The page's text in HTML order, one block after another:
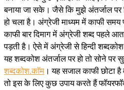
बनाया जा सके। जैसे कि मुझे अंतर्जाल
हो चला है। अंग्रेजी माध्यम में काफी समय
काफी बार दिमाग में अंग्रेजी शब्द पहले
पड़ती है। ऐसे में अंग्रेजी से हिन्दी
यह शब्दकोश अंतर्जाल पर हो तो सोने पर
शब्दकोश.कॉम । यह सजाल काफी छोटा
तो इस के लिए कुछ उपाय करते हैं